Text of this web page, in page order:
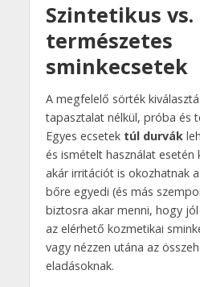
Szintetikus vs.
természetes
sminkecsetek
A megfelelő sörték
tapasztalat nélkül, próba és
Egyes ecsetek túl durvák
és ismételt használat esetén
akár irritációt is okozhatnak
bőre egyedi (és más
biztosra akar menni, hogy
az elérhető kozmetikai
vagy nézzen utána az
eladásoknak.